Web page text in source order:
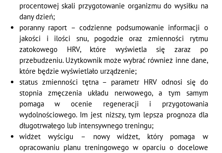
procentowej skali przygotowanie organizmu do wysiłku na
dany dzień;
poranny raport – codzienne podsumowanie informacji o
jakości i ilości snu, pogodzie oraz zmienności rytmu
zatokowego HRV, które wyświetla się zaraz po
przebudzeniu. Użytkownik może wybrać również inne dane,
które będzie wyświetlało urządzenie;
status zmienności tętna – parametr HRV odnosi się do
stopnia zmęczenia układu nerwowego, a tym samym
pomaga w ocenie regeneracji i przygotowania
wydolnościowego. Im jest niższy, tym lepsza prognoza dla
długotrwałego lub intensywnego treningu;
widżet wyścigu – nowy widżet, który pomaga w
opracowaniu planu treningowego w oparciu o docelowe